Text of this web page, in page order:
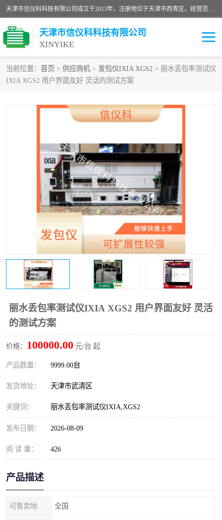
天津市信仪科科技有限公司成立于2013年，注册地位于天津市西青区。经营范围包括计算机软件、电子产品、仪器技术开发、技术转让、技术咨询、技术服务、网络工程、电子监控工程安装等；主要产品有：网络流量测试仪、Ixia XM2、XM12、XGS2、XGS12、400T、1600T、X16网络协议分析仪，Agilent N2X 等等各种型号，欢迎来电咨询。
天津市信仪科科技有限公司
XINYIKE
当前位置： 首页 > 供应商机 > 发包仪IXIA XGS2 > 丽水丢包率测试仪
IXIA XGS2 用户界面友好 灵活的测试方案
丽水丢包率测试仪IXIA XGS2 用户界面友好 灵活
的测试方案
价格： 100000.00 元/台 起
产品数量： 9999.00台
发货地址： 天津市武清区
关键词： 丽水丢包率测试仪IXIA,XGS2
发布日期： 2026-08-09
阅 读 量： 426
产品描述
可售卖地 全国
思博伦Spirent C50 思博伦Spirent C1
思博伦Spirent C100 思博伦Spirent N4U
思博伦600B 思博伦SPT-2000A-HS
思博伦Spirent SPT-3U 思博伦TestCenter
发包仪IXIA XGS2 思博伦Spirent SPT-9000A